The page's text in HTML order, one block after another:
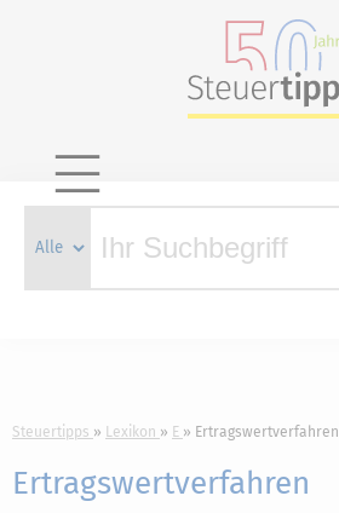
Steuertipps Lexikon E Ertragswertverfahren
Ertragswertverfahren